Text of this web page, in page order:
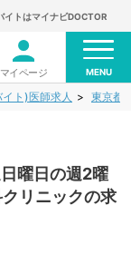
イトはマイナビDOCTOR
マイページ MENU
ト)医師求人 東京都
曜日の週2曜
リニックの求